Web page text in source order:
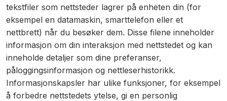
tekstfiler som nettsteder lagrer på enheten din (for
eksempel en datamaskin, smarttelefon eller et
nettbrett) når du besøker dem. Disse filene inneholder
informasjon om din interaksjon med nettstedet og kan
inneholde detaljer som dine preferanser,
påloggingsinformasjon og nettleserhistorikk.
Informasjonskapsler har ulike funksjoner, for eksempel
å forbedre nettstedets ytelse, gi en personlig